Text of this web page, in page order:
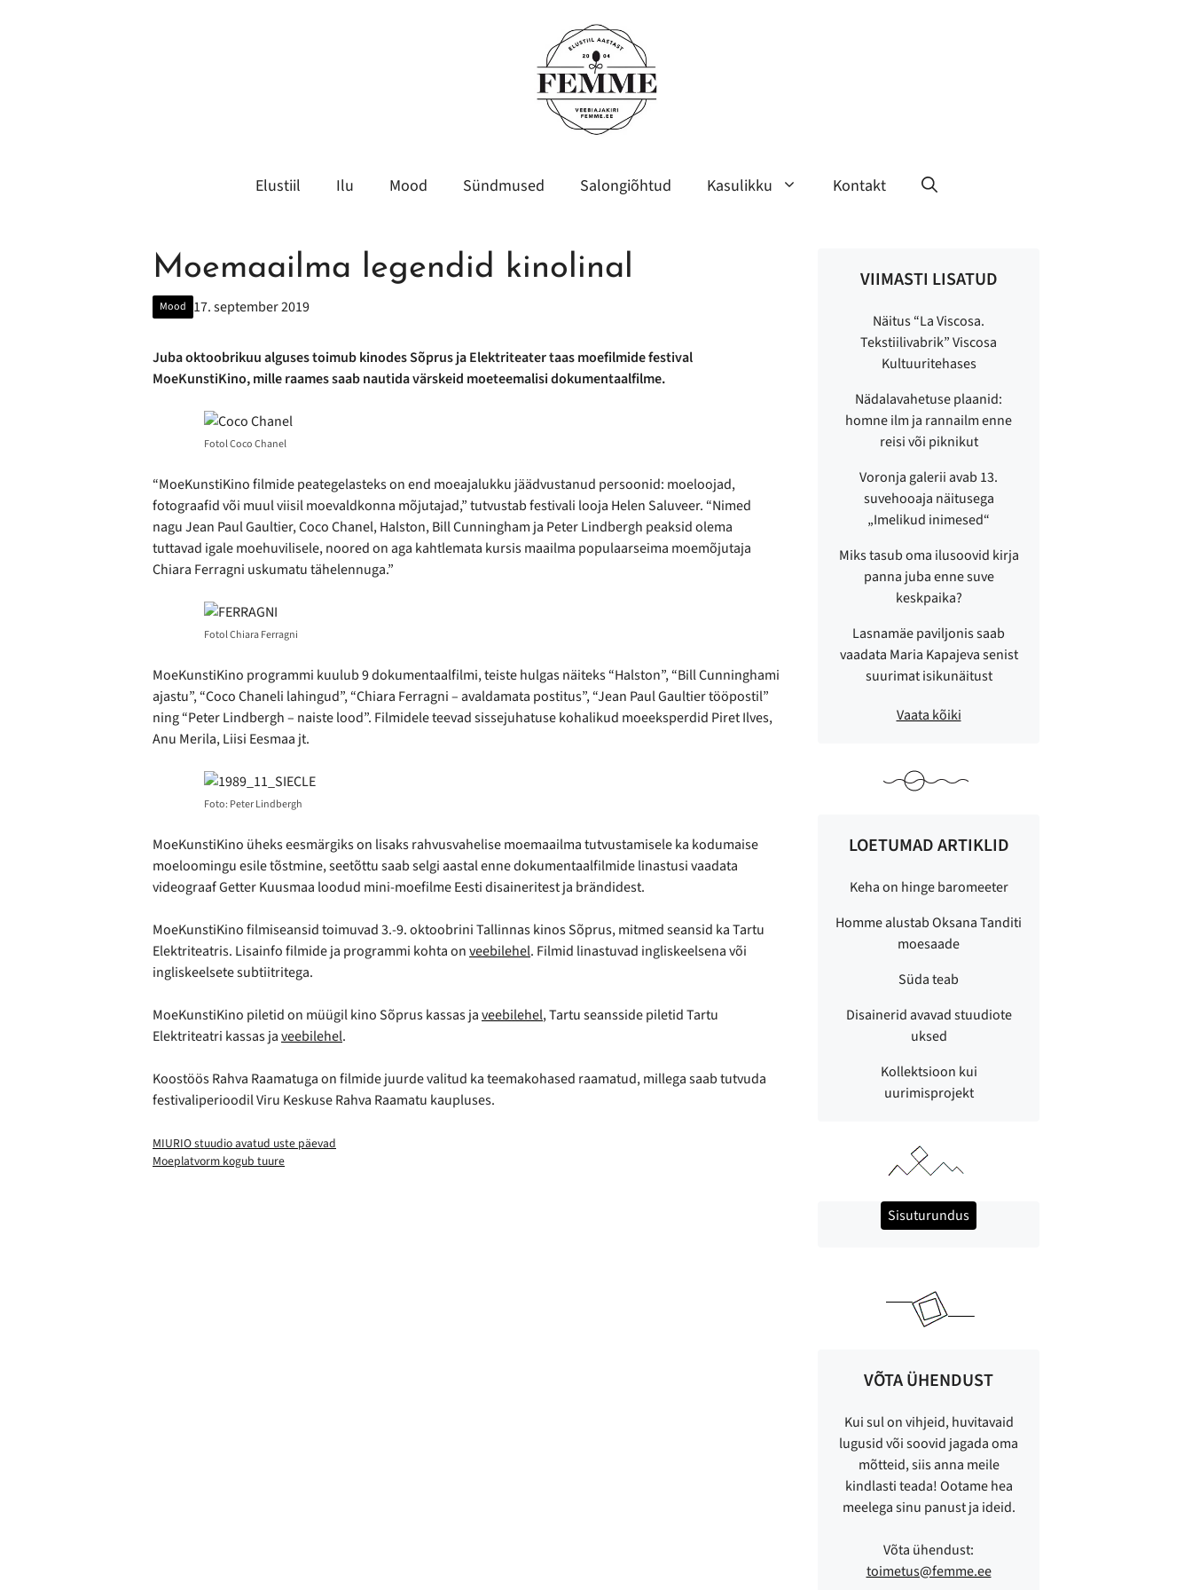
Elustiil Ilu Mood Sündmused Salongiõhtud Kasulikku Kontakt
Moemaailma legendid kinolinal
Mood 17. september 2019
Juba oktoobrikuu alguses toimub kinodes Sõprus ja Elektriteater taas moefilmide festival
MoeKunstiKino, mille raames saab nautida värskeid moeteemalisi dokumentaalfilme.
Fotol Coco Chanel
“MoeKunstiKino filmide peategelasteks on end moeajalukku jäädvustanud persoonid: moeloojad,
fotograafid või muul viisil moevaldkonna mõjutajad,” tutvustab festivali looja Helen Saluveer. “Nimed
nagu Jean Paul Gaultier, Coco Chanel, Halston, Bill Cunningham ja Peter Lindbergh peaksid olema
tuttavad igale moehuvilisele, noored on aga kahtlemata kursis maailma populaarseima moemõjutaja
Chiara Ferragni uskumatu tähelennuga.”
Fotol Chiara Ferragni
MoeKunstiKino programmi kuulub 9 dokumentaalfilmi, teiste hulgas näiteks “Halston”, “Bill Cunninghami
ajastu”, “Coco Chaneli lahingud”, “Chiara Ferragni – avaldamata postitus”, “Jean Paul Gaultier tööpostil”
ning “Peter Lindbergh – naiste lood”. Filmidele teevad sissejuhatuse kohalikud moeeksperdid Piret Ilves,
Anu Merila, Liisi Eesmaa jt.
Foto: Peter Lindbergh
MoeKunstiKino üheks eesmärgiks on lisaks rahvusvahelise moemaailma tutvustamisele ka kodumaise
moeloomingu esile tõstmine, seetõttu saab selgi aastal enne dokumentaalfilmide linastusi vaadata
videograaf Getter Kuusmaa loodud mini-moefilme Eesti disaineritest ja brändidest.
MoeKunstiKino filmiseansid toimuvad 3.-9. oktoobrini Tallinnas kinos Sõprus, mitmed seansid ka Tartu
Elektriteatris. Lisainfo filmide ja programmi kohta onveebilehel. Filmid linastuvad ingliskeelsena või
ingliskeelsete subtiitritega.
MoeKunstiKino piletid on müügil kino Sõprus kassas javeebilehel, Tartu seansside piletid Tartu
Elektriteatri kassas javeebilehel.
Koostöös Rahva Raamatuga on filmide juurde valitud ka teemakohased raamatud, millega saab tutvuda
festivaliperioodil Viru Keskuse Rahva Raamatu kaupluses.
MIURIO stuudio avatud uste päevad
Moeplatvorm kogub tuure
VIIMASTI LISATUD
Näitus “La Viscosa.
Tekstiilivabrik” Viscosa
Kultuuritehases
Nädalavahetuse plaanid:
homne ilm ja rannailm enne
reisi või piknikut
Voronja galerii avab 13.
suvehooaja näitusega
„Imelikud inimesed“
Miks tasub oma ilusoovid kirja
panna juba enne suve
keskpaika?
Lasnamäe paviljonis saab
vaadata Maria Kapajeva senist
suurimat isikunäitust
Vaata kõiki
LOETUMAD ARTIKLID
Keha on hinge baromeeter
Homme alustab Oksana Tanditi
moesaade
Süda teab
Disainerid avavad stuudiote
uksed
Kollektsioon kui
uurimisprojekt
Sisuturundus
VÕTA ÜHENDUST
Kui sul on vihjeid, huvitavaid
lugusid või soovid jagada oma
mõtteid, siis anna meile
kindlasti teada! Ootame hea
meelega sinu panust ja ideid.
Võta ühendust:
toimetus@femme.ee